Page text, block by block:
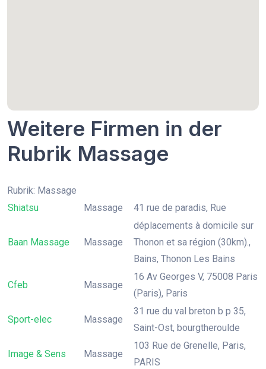
Weitere Firmen in der
Rubrik Massage
Rubrik: Massage
Shiatsu
Massage 41 rue de paradis, Rue
Baan Massage Massage
déplacements à domicile sur
Thonon et sa région (30km).,
Bains, Thonon Les Bains
Cfeb Massage
16 Av Georges V, 75008 Paris
(Paris), Paris
Sport-elec Massage
31 rue du val breton b p 35,
Saint-Ost, bourgtheroulde
Image & Sens Massage
103 Rue de Grenelle, Paris,
PARIS